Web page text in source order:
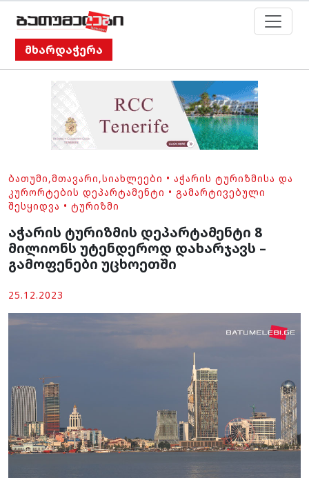
მხარდაჭერა
ᲑᲐᲗᲣᲛᲘ,ᲛᲗᲐᲕᲐᲠᲘ,ᲡᲘᲐᲮᲚᲔᲔᲑᲘ • ᲐᲭᲐᲠᲘᲡ ᲢᲣᲠᲘᲖᲛᲘᲡᲐ ᲓᲐ
ᲙᲣᲠᲝᲠᲢᲔᲑᲘᲡ ᲓᲔᲞᲐᲠᲢᲐᲛᲔᲜᲢᲘ • ᲒᲐᲛᲐᲠᲢᲘᲕᲔᲑᲣᲚᲘ
ᲨᲔᲡᲧᲘᲓᲕᲐ • ᲢᲣᲠᲘᲖᲛᲘ
აჭარის ტურიზმის დეპარტამენტი 8
მილიონს უტენდეროდ დახარჯავს –
გამოფენები უცხოეთში
25.12.2023